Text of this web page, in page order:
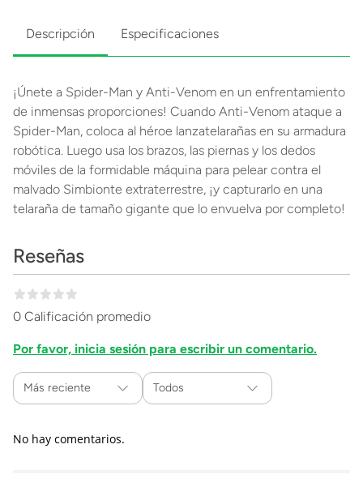
Descripción Especificaciones
¡Únete a Spider-Man y Anti-Venom en un enfrentamiento
de inmensas proporciones! Cuando Anti-Venom ataque a
Spider-Man, coloca al héroe lanzatelarañas en su armadura
robótica. Luego usa los brazos, las piernas y los dedos
móviles de la formidable máquina para pelear contra el
malvado Simbionte extraterrestre, ¡y capturarlo en una
telaraña de tamaño gigante que lo envuelva por completo!
Reseñas
0 Calificación promedio
Por favor, inicia sesión para escribir un comentario.
Más reciente Todos
No hay comentarios.